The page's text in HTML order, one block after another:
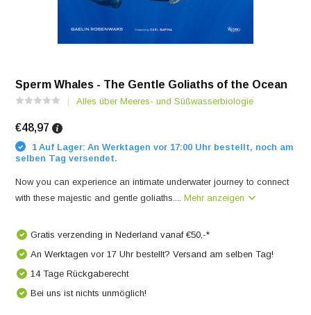
Sperm Whales - The Gentle Goliaths of the Ocean
Alles über Meeres- und Süßwasserbiologie
€48,97
1 Auf Lager: An Werktagen vor 17:00 Uhr bestellt, noch am
selben Tag versendet.
Now you can experience an intimate underwater journey to connect
with these majestic and gentle goliaths....Mehr anzeigen
Gratis verzending in Nederland vanaf €50,-*
An Werktagen vor 17 Uhr bestellt? Versand am selben Tag!
14 Tage Rückgaberecht
Bei uns ist nichts unmöglich!